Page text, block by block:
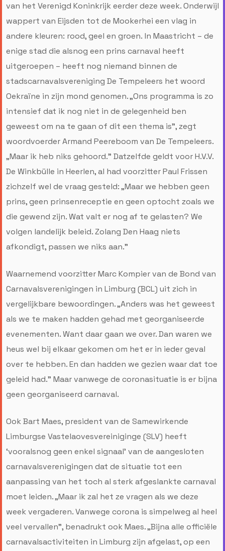
van het Verenigd Koninkrijk eerder deze week. Onderwijl
wappert van Eijsden tot de Mookerhei een vlag in
andere kleuren: rood, geel en groen. In Maastricht – de
enige stad die alsnog een prins carnaval heeft
uitgeroepen – heeft nog niemand binnen de
stadscarnavalsvereniging De Tempeleers het woord
Oekraïne in zijn mond genomen. „Ons programma is zo
intensief dat ik nog niet in de gelegenheid ben
geweest om na te gaan of dit een thema is”, zegt
woordvoerder Armand Peereboom van De Tempeleers.
„Maar ik heb niks gehoord.” Datzelfde geldt voor H.V.V.
De Winkbülle in Heerlen, al had voorzitter Paul Frissen
zichzelf wel de vraag gesteld: „Maar we hebben geen
prins, geen prinsenreceptie en geen optocht zoals we
die gewend zijn. Wat valt er nog af te gelasten? We
volgen landelijk beleid. Zolang Den Haag niets
afkondigt, passen we niks aan.”
Waarnemend voorzitter Marc Kompier van de Bond van
Carnavalsverenigingen in Limburg (BCL) uit zich in
vergelijkbare bewoordingen. „Anders was het geweest
als we te maken hadden gehad met georganiseerde
evenementen. Want daar gaan we over. Dan waren we
heus wel bij elkaar gekomen om het er in ieder geval
over te hebben. En dan hadden we gezien waar dat toe
geleid had.” Maar vanwege de coronasituatie is er bijna
geen georganiseerd carnaval.
Ook Bart Maes, president van de Samewirkende
Limburgse Vastelaovesvereiniginge (SLV) heeft
‘vooralsnog geen enkel signaal’ van de aangesloten
carnavalsverenigingen dat de situatie tot een
aanpassing van het toch al sterk afgeslankte carnaval
moet leiden. „Maar ik zal het ze vragen als we deze
week vergaderen. Vanwege corona is simpelweg al heel
veel vervallen”, benadrukt ook Maes. „Bijna alle officiële
carnavalsactiviteiten in Limburg zijn afgelast, op een